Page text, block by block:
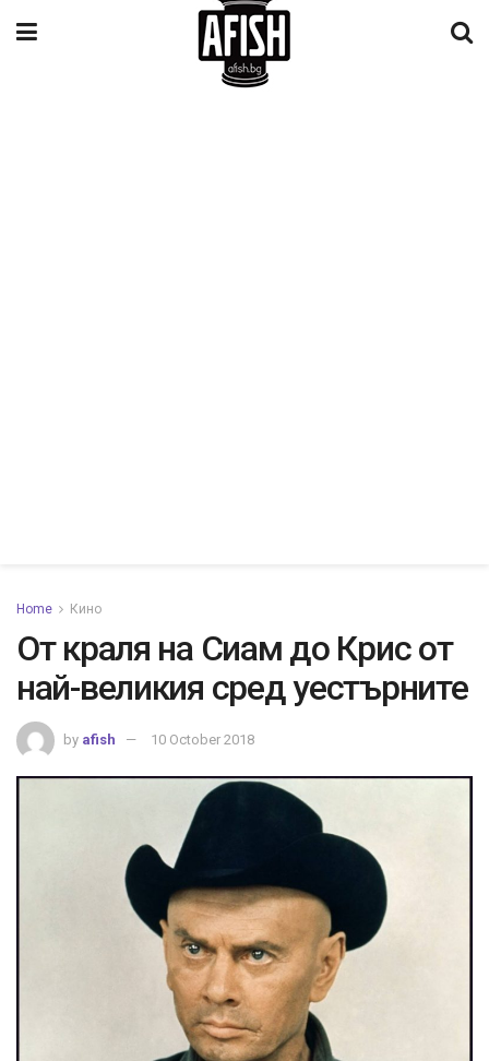
Home Кино
От краля на Сиам до Крис от
най-великия сред уестърните
by afish 10 October 2018